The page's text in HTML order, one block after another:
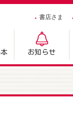
書店さま
お知らせ